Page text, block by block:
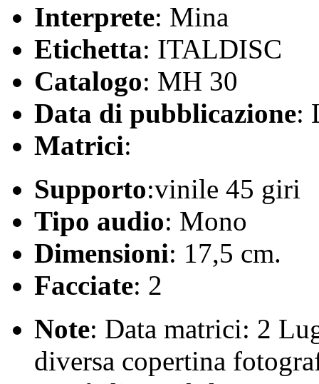
Interprete: Mina
Etichetta: ITALDISC
Catalogo: MH 30
Data di pubblicazione:
Matrici:
Supporto:vinile 45 giri
Tipo audio: Mono
Dimensioni: 17,5 cm.
Facciate: 2
Note: Data matrici: 2
diversa copertina